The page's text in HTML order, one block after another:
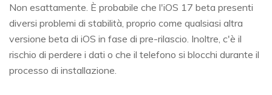
Non esattamente. È probabile che l'iOS 17 beta presenti
diversi problemi di stabilità, proprio come qualsiasi altra
versione beta di iOS in fase di pre-rilascio. Inoltre, c'è il
rischio di perdere i dati o che il telefono si blocchi durante il
processo di installazione.